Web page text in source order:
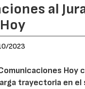
al
2023
trayectoria en